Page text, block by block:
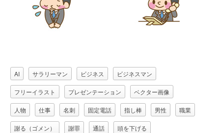
AI サラリーマン ビジネス ビジネスマン
フリーイラスト プレゼンテーション ベクター画像
人物 仕事 名刺 固定電話 指し棒 男性 職業
謝る（ゴメン） 謝罪 通話 頭を下げる